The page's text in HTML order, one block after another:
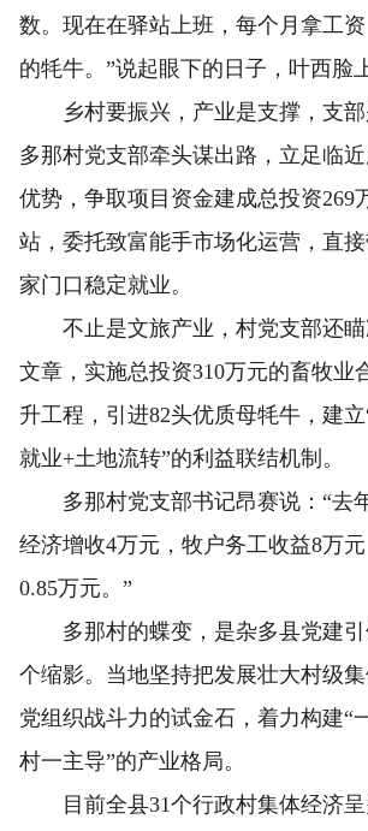
数。现在在驿站上班，每个月拿工
的牦牛。”说起眼下的日子，叶西脸
乡村要振兴，产业是支撑，支部
多那村党支部牵头谋出路，立足临
优势，争取项目资金建成总投资269
站，委托致富能手市场化运营，直
家门口稳定就业。
不止是文旅产业，村党支部还瞄
文章，实施总投资310万元的畜牧业
升工程，引进82头优质母牦牛，建
就业+土地流转”的利益联结机制。
多那村党支部书记昂赛说：“去
经济增收4万元，牧户务工收益8万
0.85万元。”
多那村的蝶变，是杂多县党建引
个缩影。当地坚持把发展壮大村级
党组织战斗力的试金石，着力构建“
村一主导”的产业格局。
目前全县31个行政村集体经济呈